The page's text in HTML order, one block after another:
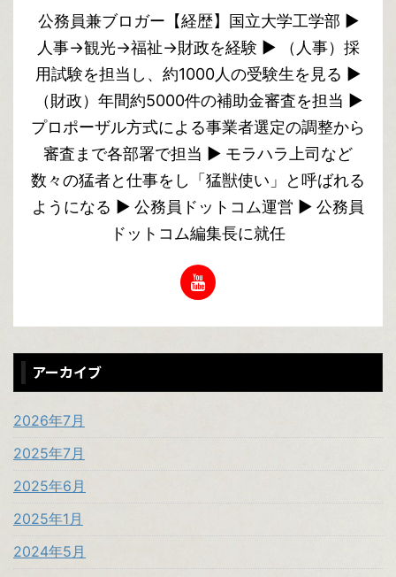
公務員兼ブロガー【経歴】国立大学工学部 ▶︎
人事→観光→福祉→財政を経験 ▶︎ （人事）採
用試験を担当し、約1000人の受験生を見る ▶︎
（財政）年間約5000件の補助金審査を担当 ▶︎
プロポーザル方式による事業者選定の調整から
審査まで各部署で担当 ▶︎ モラハラ上司など
数々の猛者と仕事をし「猛獣使い」と呼ばれる
ようになる ▶︎ 公務員ドットコム運営 ▶︎ 公務員
ドットコム編集長に就任
アーカイブ
2026年7月
2025年7月
2025年6月
2025年1月
2024年5月